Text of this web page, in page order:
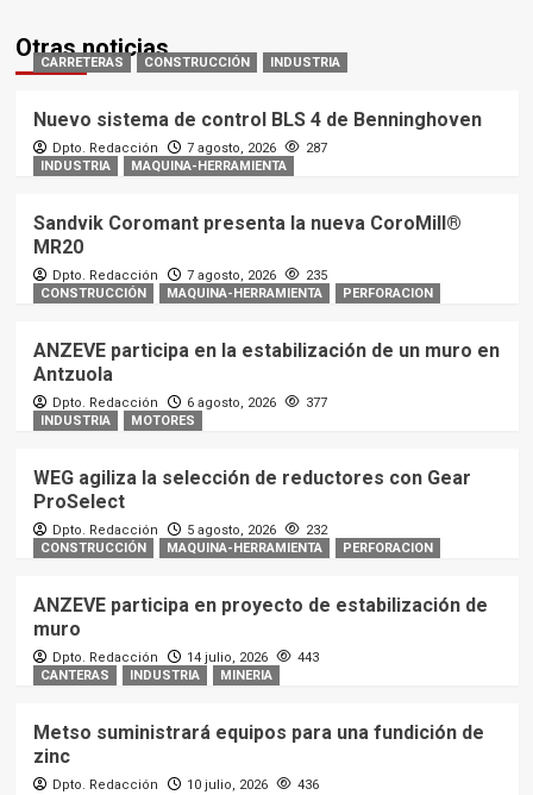
Otras noticias
CARRETERAS CONSTRUCCIÓN INDUSTRIA
Nuevo sistema de control BLS 4 de Benninghoven
Dpto. Redacción 7 agosto, 2026
287
INDUSTRIA
MAQUINA-HERRAMIENTA
Sandvik Coromant presenta la nueva CoroMill®
MR20
Dpto. Redacción 7 agosto, 2026
235
CONSTRUCCIÓN
MAQUINA-HERRAMIENTA PERFORACION
ANZEVE participa en la estabilización de un muro en
Antzuola
Dpto. Redacción 6 agosto, 2026
377
INDUSTRIA
MOTORES
WEG agiliza la selección de reductores con Gear
ProSelect
Dpto. Redacción 5 agosto, 2026
232
CONSTRUCCIÓN
MAQUINA-HERRAMIENTA PERFORACION
ANZEVE participa en proyecto de estabilización de
muro
Dpto. Redacción 14 julio, 2026
443
CANTERAS
INDUSTRIA MINERIA
Metso suministrará equipos para una fundición de
zinc
Dpto. Redacción 10 julio, 2026 436